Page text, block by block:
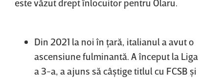
este văzut drept înlocuitor pentru Olaru.
Din 2021 la noi în ţară, italianul a avut o
ascensiune fulminantă. A început la Liga
a 3-a, a ajuns să câştige titlul cu FCSB şi